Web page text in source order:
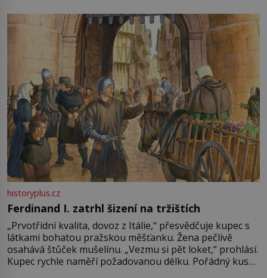
pře hned několik latinskoamerických zemí a k tomu
Francie, kde se traduje,
historyplus.cz
Ferdinand I. zatrhl šizení na tržištích
„Prvotřídní kvalita, dovoz z Itálie,“ přesvědčuje kupec s
látkami bohatou pražskou měšťanku. Žena pečlivě
osahává štůček mušelínu. „Vezmu si pět loket,“ prohlásí.
Kupec rychle naměří požadovanou délku. Pořádný kus